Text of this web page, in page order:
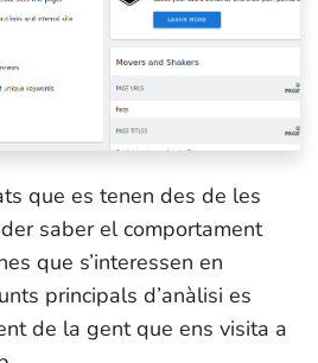
que es tenen des de les
saber elcomportament
que s’interessen en
principals d’anàlisi es
de la gent que ens visita a